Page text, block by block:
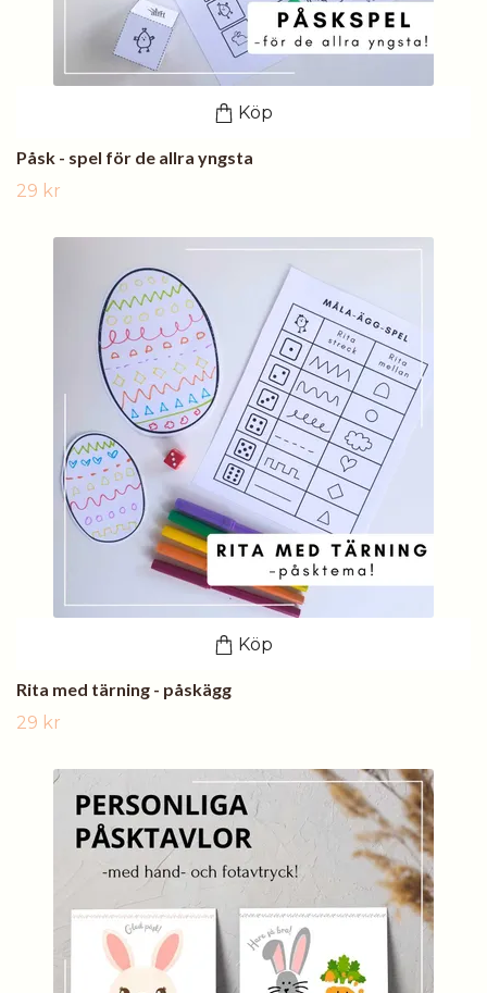
Köp
Påsk - spel för de allra yngsta
29 kr
Köp
Rita med tärning - påskägg
29 kr